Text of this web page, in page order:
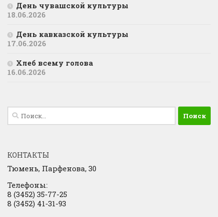
День чувашской культуры
18.06.2026
День кавказской культуры
17.06.2026
Хлеб всему голова
16.06.2026
Найти:
КОНТАКТЫ
Тюмень, Парфенова, 30
Телефоны:
8 (3452) 35-77-25
8 (3452) 41-31-93